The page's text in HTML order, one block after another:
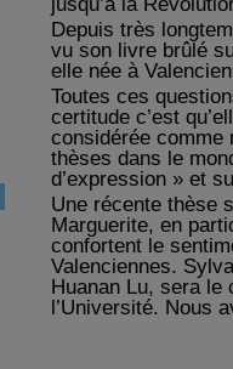
Depuis très
vu son livre brûlé
elle née à
Toutes ces
certitude c’est
considérée comme
thèses dans le
d’expression » et
Une récente thèse
Marguerite, en
confortent le
Valenciennes.
Huanan Lu, sera le
l’Université. Nous